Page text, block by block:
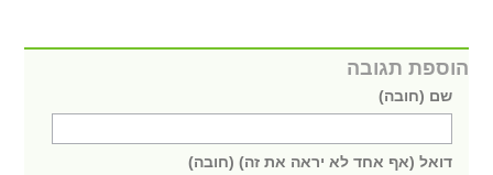
הוספת תגובה
שם (חובה)
דואל (אף אחד לא יראה את זה) (חובה)